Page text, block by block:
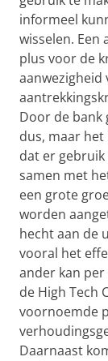
informeel
wisselen. Een
plus voor de
Door de bank
dus, maar
dat er
samen met
een grote
worden
hecht aan de
vooral het
ander kan
de High Tech
voornoemde
Daarnaast